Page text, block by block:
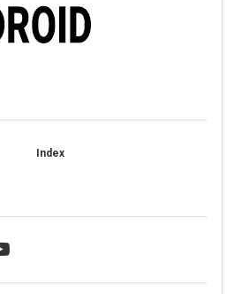
Index